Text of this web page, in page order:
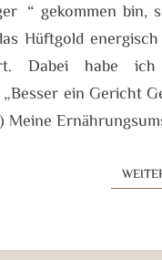
gekommen bin,
Hüftgold
Dabei habe
ein Gericht
Meine